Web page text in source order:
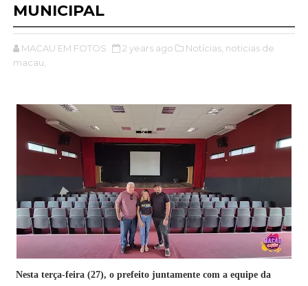
MUNICIPAL
MACAU EM FOTOS 2 years ago Notícias, noticias de
macau,
Nesta terça-feira (27), o prefeito juntamente com a equipe da